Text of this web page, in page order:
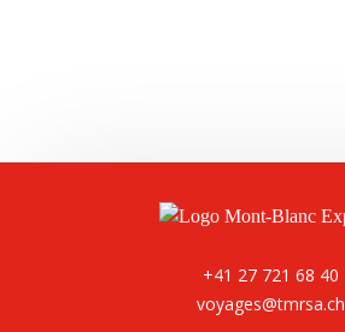
+41 27 721 68 40
voyages@tmrsa.ch